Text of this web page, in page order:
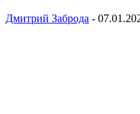
Дмитрий Заброда -